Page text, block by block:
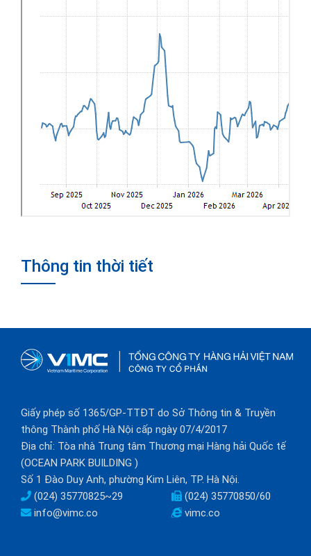
Thông tin thời tiết
Giấy phép số 1365/GP-TTĐT do Sở Thông tin & Truyền
thông Thành phố Hà Nội cấp ngày 07/4/2017
Địa chỉ: Tòa nhà Trung tâm Thương mại Hàng hải Quốc tế
(OCEAN PARK BUILDING )
Số 1 Đào Duy Anh, phường Kim Liên, TP. Hà Nội.
(024) 35770825~29
(024) 35770850/60
info@vimc.co
vimc.co